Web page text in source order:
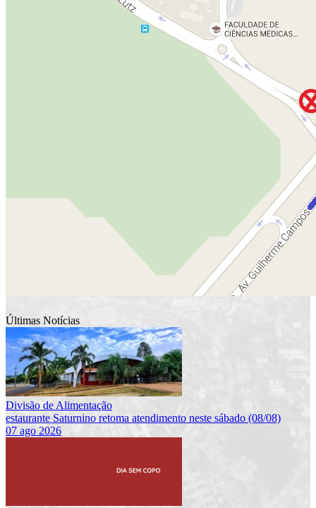
Últimas Notícias
Divisão de Alimentação
estaurante Saturnino retoma atendimento neste sábado (08/08)
07 ago 2026